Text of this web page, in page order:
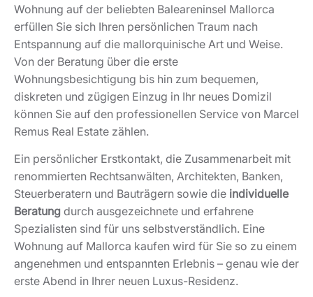
Wohnung auf der beliebten Baleareninsel Mallorca
erfüllen Sie sich Ihren persönlichen Traum nach
Entspannung auf die mallorquinische Art und Weise.
Von der Beratung über die erste
Wohnungsbesichtigung bis hin zum bequemen,
diskreten und zügigen Einzug in Ihr neues Domizil
können Sie auf den professionellen Service von Marcel
Remus Real Estate zählen.
Ein persönlicher Erstkontakt, die Zusammenarbeit mit
renommierten Rechtsanwälten, Architekten, Banken,
Steuerberatern und Bauträgern sowie die individuelle
Beratung durch ausgezeichnete und erfahrene
Spezialisten sind für uns selbstverständlich. Eine
Wohnung auf Mallorca kaufen wird für Sie so zu einem
angenehmen und entspannten Erlebnis – genau wie der
erste Abend in Ihrer neuen Luxus-Residenz.